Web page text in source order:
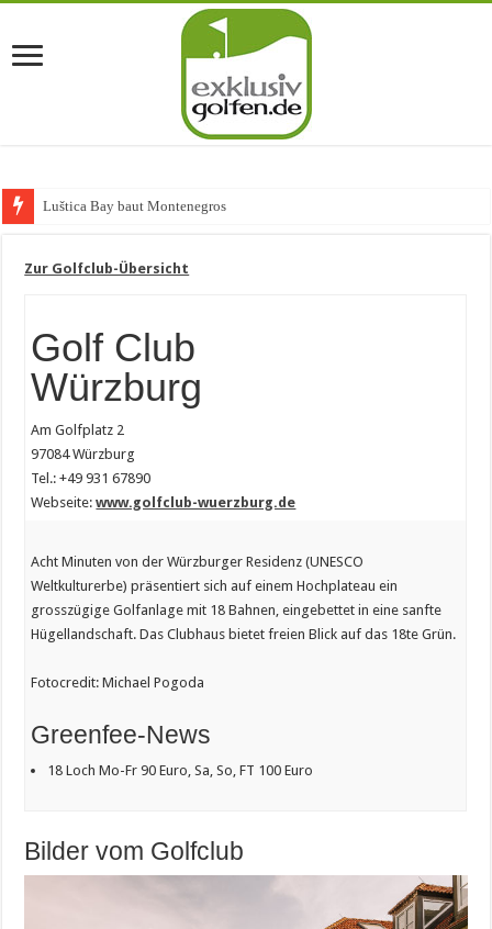
Luštica Bay baut Montenegros erste Go
Zur Golfclub-Übersicht
Golf Club
Würzburg
Am Golfplatz 2
97084 Würzburg
Tel.: +49 931 67890
Webseite:www.golfclub-wuerzburg.de
Acht Minuten von der Würzburger Residenz (UNESCO
Weltkulturerbe) präsentiert sich auf einem Hochplateau ein
grosszügige Golfanlage mit 18 Bahnen, eingebettet in eine sanfte
Hügellandschaft. Das Clubhaus bietet freien Blick auf das 18te Grün.
Fotocredit: Michael Pogoda
Greenfee-News
18 Loch Mo-Fr 90 Euro, Sa, So, FT 100 Euro
Bilder vom Golfclub